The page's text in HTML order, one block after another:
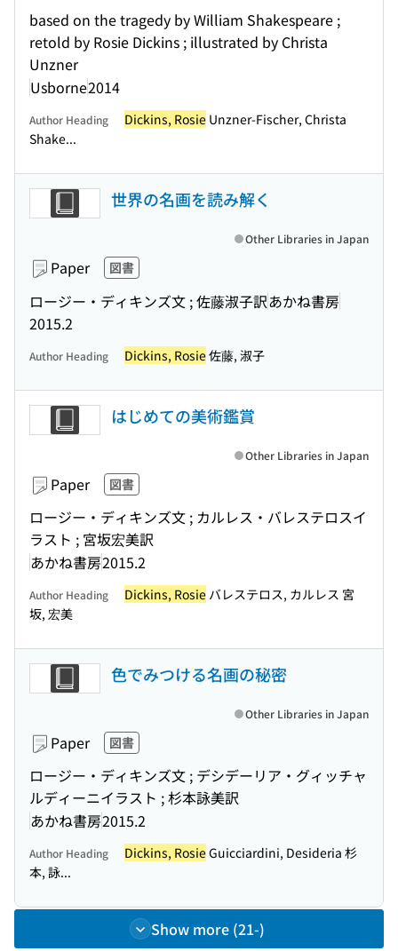
based on the tragedy by William Shakespeare ;
retold by Rosie Dickins ; illustrated by Christa
Unzner
Usborne2014
Author Heading Dickins, Rosie Unzner-Fischer, Christa
Shake...
世界の名画を読み解く
Paper 図書
ロージー・ディキンズ文 ; 佐藤淑子訳あかね書房
2015.2
Other Libraries in Japan
Author Heading Dickins, Rosie佐藤, 淑子
はじめての美術鑑賞
Paper 図書
ロージー・ディキンズ文 ; カルレス・バレステロスイ
ラスト ; 宮坂宏美訳
あかね書房2015.2
Other Libraries in Japan
Author Heading Dickins, Rosie バレステロス, カルレス 宮
坂, 宏美
色でみつける名画の秘密
Paper 図書
ロージー・ディキンズ文 ; デシデーリア・グィッチャ
ルディーニイラスト ; 杉本詠美訳
あかね書房2015.2
Other Libraries in Japan
Author Heading Dickins, RosieGuicciardini, Desideria 杉
本, 詠...
Show more (21-)